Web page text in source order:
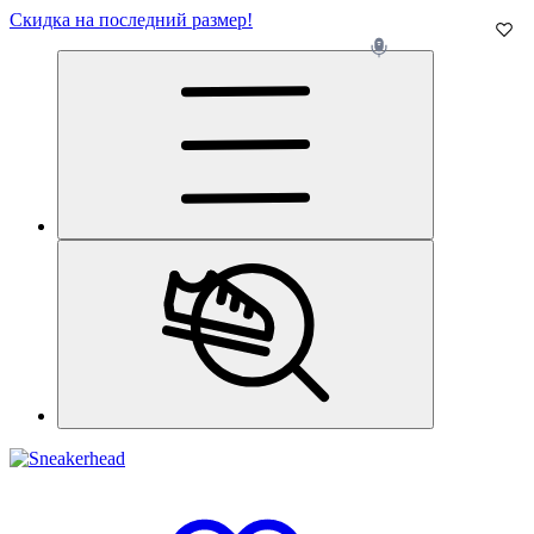
Скидка на последний размер!